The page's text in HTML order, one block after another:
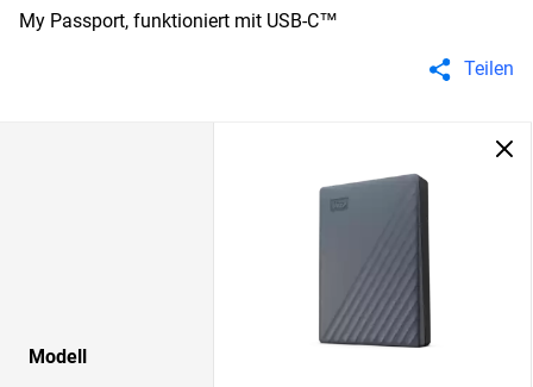
My Passport, funktioniert mit USB-C™
Teilen
Modell